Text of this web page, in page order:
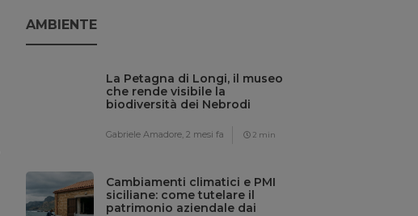
AMBIENTE
La Petagna di Longi, il museo
che rende visibile la
biodiversità dei Nebrodi
Gabriele Amadore,2 mesi fa 2 min
Cambiamenti climatici e PMI
siciliane: come tutelare il
patrimonio aziendale dai